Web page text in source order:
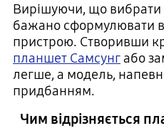
Вирішуючи, що
бажано сформулювати
пристрою. Створивши
планшет Самсунгабо
легше, а модель,
придбанням.
Чим відрізняється